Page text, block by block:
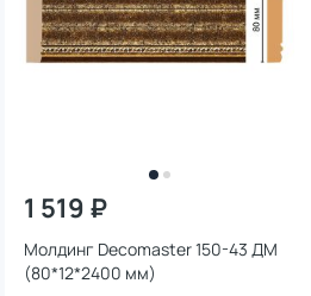
1 519 ₽
Молдинг Decomaster 150-43 ДМ
(80*12*2400 мм)